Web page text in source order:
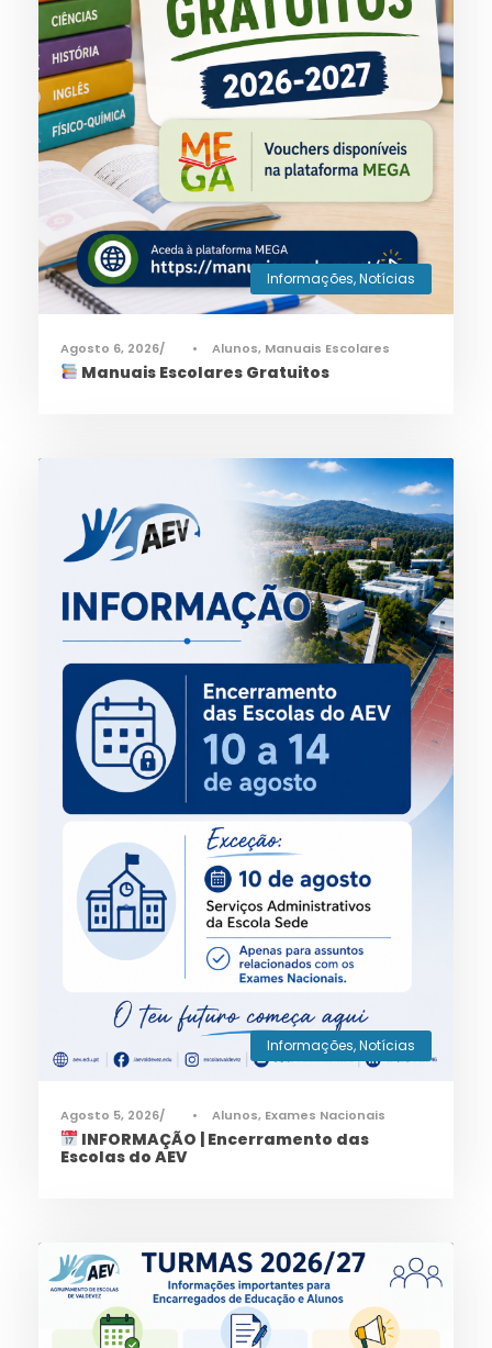
Informações,Notícias
Agosto 6, 2026 • Alunos, Manuais Escolares
Manuais Escolares Gratuitos
Informações,Notícias
Agosto 5, 2026 • Alunos, Exames Nacionais
INFORMAÇÃO | Encerramento das
Escolas do AEV